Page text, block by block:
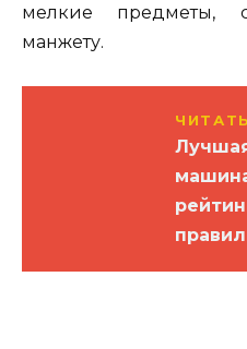
мелкие предметы,
манжету.
ЧИТАТЬ